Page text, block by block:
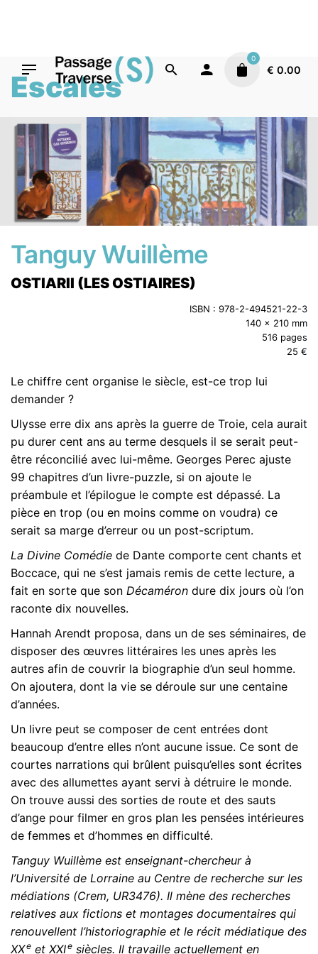
€ 0.00
0
Escales
Tanguy Wuillème
OSTIARII (LES OSTIAIRES)
ISBN : 978-2-494521-22-3
140 x 210 mm
516 pages
25 €
Le chiffre cent organise le siècle, est-ce trop lui
demander ?
Ulysse erre dix ans après la guerre de Troie, cela aurait
pu durer cent ans au terme desquels il se serait peut-
être réconcilié avec lui-même. Georges Perec ajuste
99 chapitres d’un livre-puzzle, si on ajoute le
préambule et l’épilogue le compte est dépassé. La
pièce en trop (ou en moins comme on voudra) ce
serait sa marge d’erreur ou un post-scriptum.
La Divine Comédie de Dante comporte cent chants et
Boccace, qui ne s’est jamais remis de cette lecture, a
fait en sorte que son Décaméron dure dix jours où l’on
raconte dix nouvelles.
Hannah Arendt proposa, dans un de ses séminaires, de
disposer des œuvres littéraires les unes après les
autres afin de couvrir la biographie d’un seul homme.
On ajoutera, dont la vie se déroule sur une centaine
d’années.
Un livre peut se composer de cent entrées dont
beaucoup d’entre elles n’ont aucune issue. Ce sont de
courtes narrations qui brûlent puisqu’elles sont écrites
avec des allumettes ayant servi à détruire le monde.
On trouve aussi des sorties de route et des sauts
d’ange pour filmer en gros plan les pensées intérieures
de femmes et d’hommes en difficulté.
Tanguy Wuillème est enseignant-chercheur à
l’Université de Lorraine au Centre de recherche sur les
médiations (Crem, UR3476). Il mène des recherches
relatives aux fictions et montages documentaires qui
renouvellent l’historiographie et le récit médiatique des
XXe et XXIe siècles. Il travaille actuellement en